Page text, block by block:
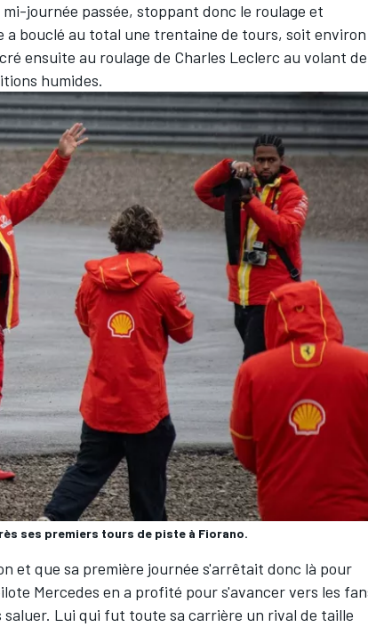
journée passée, stoppant donc le roulage et
bouclé au total une trentaine de tours, soit environ
ensuite au roulage de Charles Leclerc au volant de
humides.
ses premiers tours de piste à Fiorano.
et que sa première journée s'arrêtait donc là pour
Mercedes en a profité pour s'avancer vers les
Lui qui fut toute sa carrière un rival de taille